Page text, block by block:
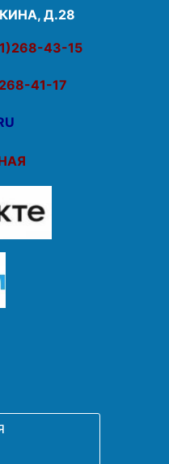
Д.28
43-15
41-17